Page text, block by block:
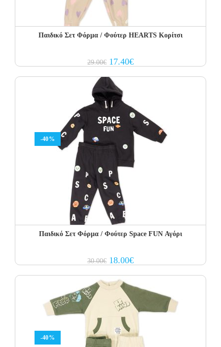
Παιδικό Σετ Φόρμα / Φούτερ HEARTS Κορίτσι
29.00€ Original
price
29.00€.
17.40€Current
price
-40%
Παιδικό Σετ Φόρμα / Φούτερ Space FUN Αγόρι
30.00€ Original
price
30.00€.
18.00€Current
price
-40%